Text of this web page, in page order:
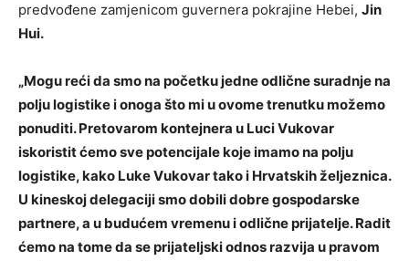
predvođene zamjenicom guvernera pokrajine Hebei, Jin
Hui.
„Mogu reći da smo na početku jedne odlične suradnje na
polju logistike i onoga što mi u ovome trenutku možemo
ponuditi. Pretovarom kontejnera u Luci Vukovar
iskoristit ćemo sve potencijale koje imamo na polju
logistike, kako Luke Vukovar tako i Hrvatskih željeznica.
U kineskoj delegaciji smo dobili dobre gospodarske
partnere, a u budućem vremenu i odlične prijatelje. Radit
ćemo na tome da se prijateljski odnos razvija u pravom